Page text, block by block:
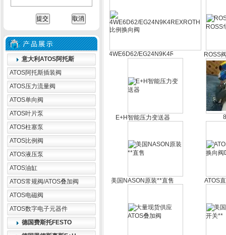
意大利ATOS阿托斯
ATOS阿托斯插装阀
ATOS压力流量阀
ATOS单向阀
ATOS叶片泵
ATOS柱塞泵
ATOS比例阀
ATOS液压泵
ATOS油缸
ATOS常规阀/ATOS叠加阀
ATOS电磁阀
ATOS数字电子元器件
德国费斯托FESTO
4WE6D62/EG24N9K4REXROTH
ROSS
华
E+H智能压力变送器
美国NASON原装**直售
ATOS